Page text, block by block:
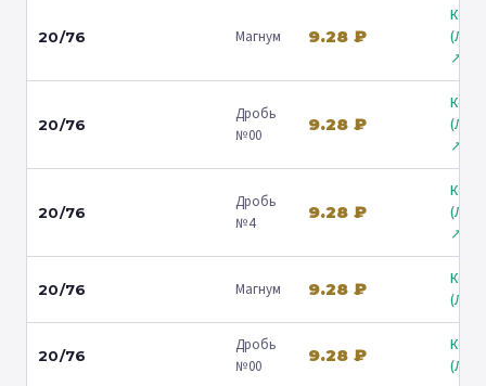
20/76 Магнум 9.28 ₽
↗
20/76
Дробь
№00
9.28 ₽
↗
20/76
Дробь
№4
9.28 ₽
↗
20/76 Магнум 9.28 ₽
20/76
Дробь
№00
9.28 ₽